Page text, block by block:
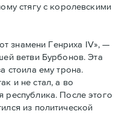
стягу с королевскими
знамени Генриха IV», —
ветви Бурбонов. Эта
стоила ему трона.
и не стал, а во
После этого
из политической